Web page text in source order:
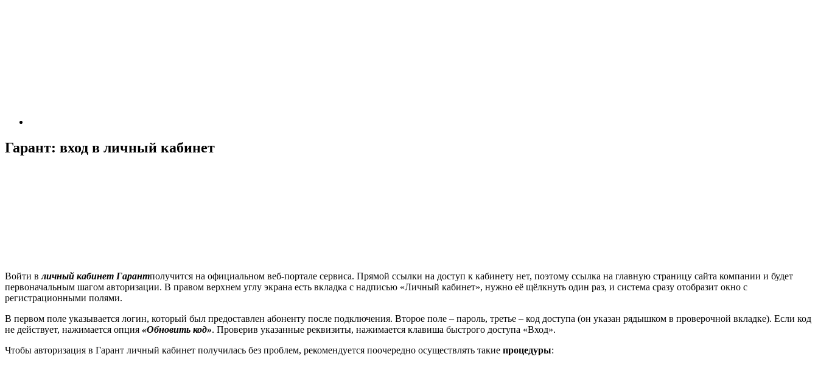
Гарант: вход в личный кабинет
Войти вличный кабинет Гарантполучится на официальном веб-портале сервиса. Прямой ссылки на доступ к кабинету нет, поэтому ссылка на главную страницу сайта компании и будет
первоначальным шагом авторизации. В правом верхнем углу экрана есть вкладка с надписью «Личный кабинет», нужно её щёлкнуть один раз, и система сразу отобразит окно с
регистрационными полями.
В первом поле указывается логин, который был предоставлен абоненту после подключения. Второе поле – пароль, третье – код доступа (он указан рядышком в проверочной вкладке). Если код
не действует, нажимается опция «Обновить код». Проверив указанные реквизиты, нажимается клавиша быстрого доступа «Вход».
Чтобы авторизация в Гарант личный кабинет получилась без проблем, рекомендуется поочередно осуществлять такие процедуры: